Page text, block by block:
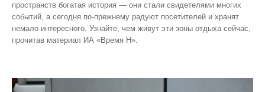
пространств богатая история — они стали свидетелями многих
событий, а сегодня по‑прежнему радуют посетителей и хранят
немало интересного. Узнайте, чем живут эти зоны отдыха сейчас,
прочитав материал ИА «Время Н».